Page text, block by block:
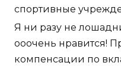
спортивные
Я ни разу не
ооочень нравится!
компенсации по